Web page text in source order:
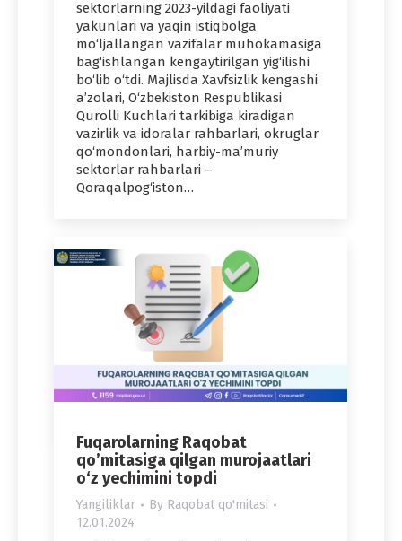
sektorlarning 2023-yildagi faoliyati
yakunlari va yaqin istiqbolga
mo‘ljallangan vazifalar muhokamasiga
bag‘ishlangan kengaytirilgan yig‘ilishi
bo‘lib o‘tdi. Majlisda Xavfsizlik kengashi
a’zolari, O‘zbekiston Respublikasi
Qurolli Kuchlari tarkibiga kiradigan
vazirlik va idoralar rahbarlari, okruglar
qo‘mondonlari, harbiy-ma’muriy
sektorlar rahbarlari –
Qoraqalpog‘iston…
Fuqarolarning Raqobat
qo’mitasiga qilgan murojaatlari
o‘z yechimini topdi
Yangiliklar By Raqobat qo'mitasi
12.01.2024